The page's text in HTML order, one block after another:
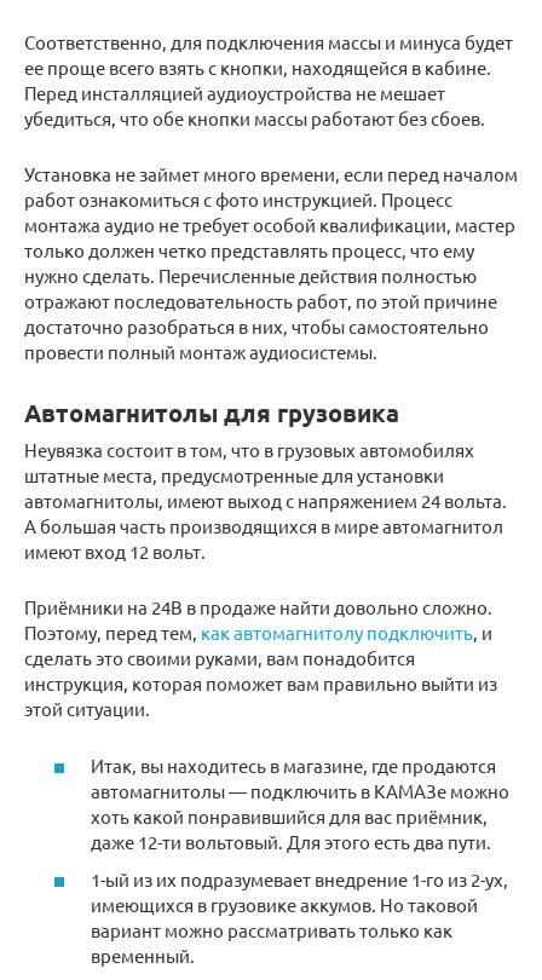
Соответственно, для подключения массы и минуса будет
ее проще всего взять с кнопки, находящейся в кабине.
Перед инсталляцией аудиоустройства не мешает
убедиться, что обе кнопки массы работают без сбоев.
Установка не займет много времени, если перед началом
работ ознакомиться с фото инструкцией. Процесс
монтажа аудио не требует особой квалификации, мастер
только должен четко представлять процесс, что ему
нужно сделать. Перечисленные действия полностью
отражают последовательность работ, по этой причине
достаточно разобраться в них, чтобы самостоятельно
провести полный монтаж аудиосистемы.
Автомагнитолы для грузовика
Неувязка состоит в том, что в грузовых автомобилях
штатные места, предусмотренные для установки
автомагнитолы, имеют выход с напряжением 24 вольта.
А большая часть производящихся в мире автомагнитол
имеют вход 12 вольт.
Приёмники на 24В в продаже найти довольно сложно.
Поэтому, перед тем, как автомагнитолу подключить, и
сделать это своими руками, вам понадобится
инструкция, которая поможет вам правильно выйти из
этой ситуации.
Итак, вы находитесь в магазине, где продаются
автомагнитолы — подключить в КАМАЗе можно
хоть какой понравившийся для вас приёмник,
даже 12-ти вольтовый. Для этого есть два пути.
1-ый из их подразумевает внедрение 1-го из 2-ух,
имеющихся в грузовике аккумов. Но таковой
вариант можно рассматривать только как
временный.